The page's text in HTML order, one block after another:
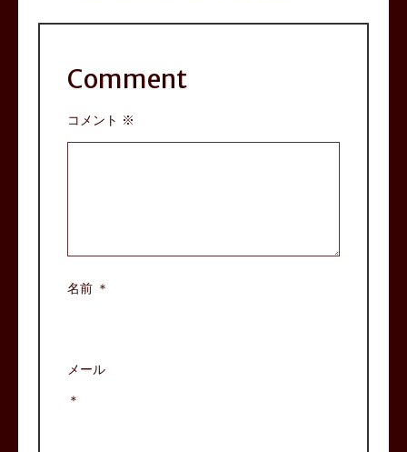
Comment
コメント ※
名前 ＊
メール
＊